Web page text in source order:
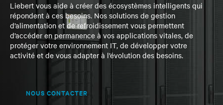
Liebert vous aide à créer des écosystèmes intelligents qui
répondent à ces besoins. Nos solutions de gestion
d’alimentation et de refroidissement vous permettent
d’accéder en permanence à vos applications vitales, de
protéger votre environnement IT, de développer votre
activité et de vous adapter à l’évolution des besoins.
NOUS CONTACTER